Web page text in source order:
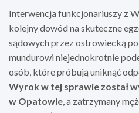
Interwencja funkcjonariuszy z
kolejny dowód na skuteczne
sądowych przez ostrowiecką
mundurowi niejednokrotnie
osób, które próbują uniknąć
Wyrok w tej sprawie został
w Opatowie , a zatrzymany